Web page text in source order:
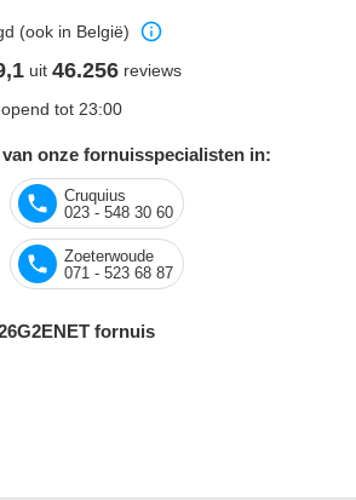
(ook in België)
uit 46.256 reviews
tot 23:00
onze fornuisspecialisten in:
Cruquius
023 - 548 30 60
Zoeterwoude
071 - 523 68 87
fornuis